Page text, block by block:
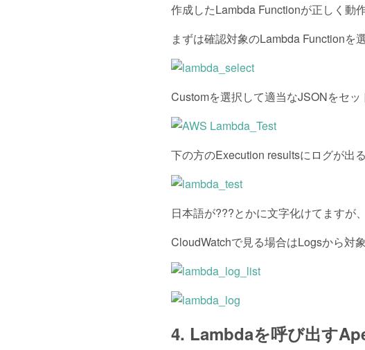
作成したLambda Functionが正しく動
まずは確認対象のLambda Functionを
Customを選択して適当なJSONをセッ
下の方のExecution resultsにログが出る
日本語が???とかに文字化けてますが
CloudWatchで見る場合はLogsから対
4. Lambdaを呼び出す